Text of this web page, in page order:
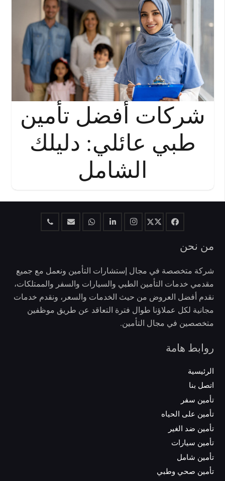
شركات أفضل تأمين
طبي عائلي: دليلك
الشامل
من نحن
شركة متخصصة في مجال إستشارات التأمين ونعمل مع جميع
مقدمي خدمات التأمين الطبي والسيارات والسفر والممتلكات،
نقدم أفضل العروض من حيث الخدمات والسعر، ونقدم خدمات
مجانية لكل عملاؤنا طوال فترة التعاقد عن طريق موظفين
متخصصين في مجال التأمين.
روابط هامة
الرئيسية
اتصل بنا
تأمين سفر
تأمين على الحياه
تأمين ضد الغير
تأمين سيارات
تأمين شامل
تأمين صحي وطبي